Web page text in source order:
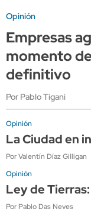
Opinión
Empresas
momento
definitivo
Por Pablo Tigani
Opinión
La Ciudad en
Por Valentín Díaz Gilligan
Opinión
Ley de
Por Pablo Das Neves